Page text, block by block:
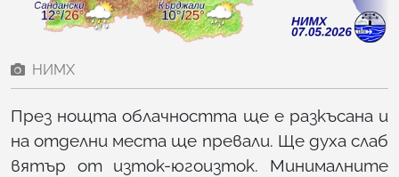
НИМХ
През нощта облачността ще е разкъсана и
на отделни места ще превали. Ще духа слаб
вятър от изток-югоизток. Минималните